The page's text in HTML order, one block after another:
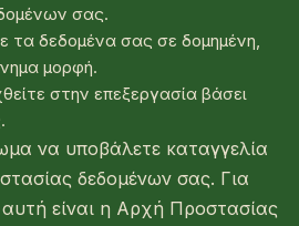
σας.
δεδομένα σας σε δομημένη,
μορφή.
στην επεξεργασία βάσει
να υποβάλετε καταγγελία
δεδομένων σας. Για
είναι η Αρχή Προστασίας